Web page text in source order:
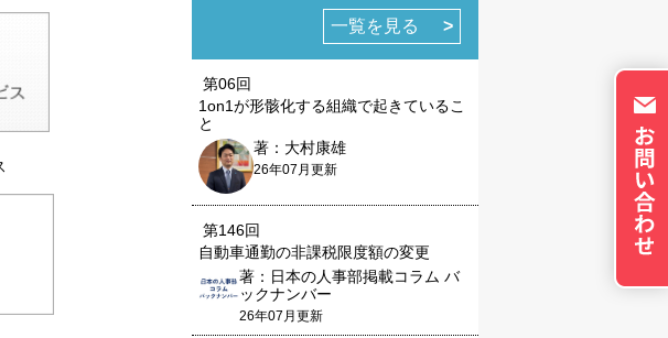
一覧を見る
第06回
1on1が形骸化する組織で起きているこ
と
著：大村康雄
26年07月更新
第146回
自動車通勤の非課税限度額の変更
著：日本の人事部掲載コラム バ
ックナンバー
26年07月更新
することで、それらの Cookie に関する詳細
デフォルト設定を変更できます。ただし、
場合、サイトの利用やサービスの利用に影響
詳細情報
この設定で保存する